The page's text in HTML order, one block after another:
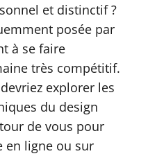
et distinctif ?
posée par
à se faire
très compétitif.
explorer les
du design
de vous pour
en ligne ou sur